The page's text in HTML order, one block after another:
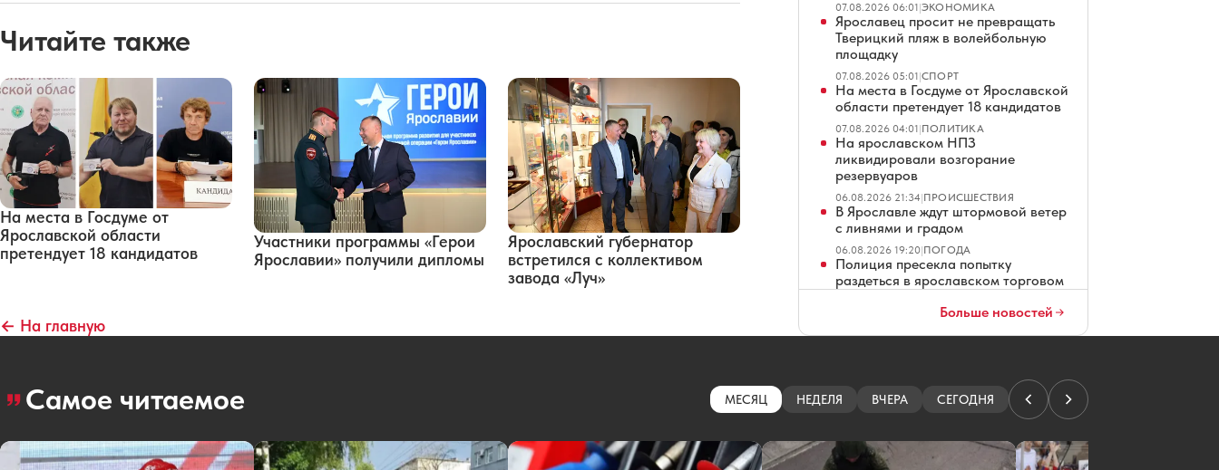
Читайте также
На места в Госдуме от
Ярославской области
претендует 18 кандидатов
Участники программы «Герои
Ярославии» получили дипломы
Ярославский губернатор
встретился с коллективом
завода «Луч»
← На главную
07.08.2026 06:01|ЭКОНОМИКА
Ярославец просит не превращать
Тверицкий пляж в волейбольную
площадку
07.08.2026 05:01|СПОРТ
На места в Госдуме от Ярославской
области претендует 18 кандидатов
07.08.2026 04:01|ПОЛИТИКА
На ярославском НПЗ
ликвидировали возгорание
резервуаров
06.08.2026 21:34|ПРОИСШЕСТВИЯ
В Ярославле ждут штормовой ветер
с ливнями и градом
06.08.2026 19:20|ПОГОДА
Полиция пресекла попытку
раздеться в ярославском торговом
ПРОИСШЕСТВИЯ
В Ярославле не смогли продать
Эксперты выяснили, как кешбэк
06.08.2026 18:00|НОВОСТИ КОМПАНИЙ
«Локомотив» сыграет в самом
Больше новостей
Самое читаемое МЕСЯЦ НЕДЕЛЯ ВЧЕРА СЕГОДНЯ